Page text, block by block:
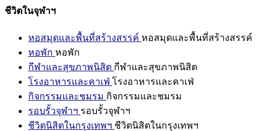
ชีวิตในจุฬาฯ
หอสมุดและพื้นที่สร้างสรรค์ หอสมุดและพื้นที่สร้างสรรค์
หอพัก หอพัก
กีฬาและสุขภาพนิสิต กีฬาและสุขภาพนิสิต
โรงอาหารและคาเฟ่ โรงอาหารและคาเฟ่
กิจกรรมและชมรม กิจกรรมและชมรม
รอบรั้วจุฬาฯ รอบรั้วจุฬาฯ
ชีวิตนิสิตในกรุงเทพฯ ชีวิตนิสิตในกรุงเทพฯ